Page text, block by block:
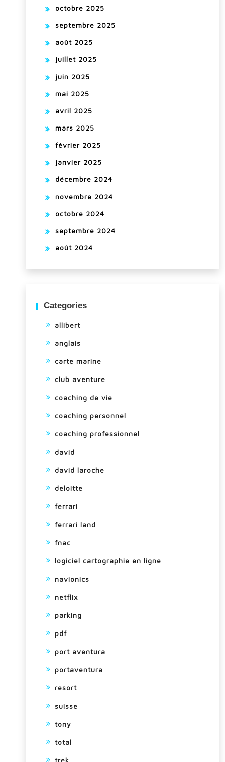
octobre 2025
septembre 2025
août 2025
juillet 2025
juin 2025
mai 2025
avril 2025
mars 2025
février 2025
janvier 2025
décembre 2024
novembre 2024
octobre 2024
septembre 2024
août 2024
Categories
allibert
anglais
carte marine
club aventure
coaching de vie
coaching personnel
coaching professionnel
david
david laroche
deloitte
ferrari
ferrari land
fnac
logiciel cartographie en ligne
navionics
netflix
parking
pdf
port aventura
portaventura
resort
suisse
tony
total
trek